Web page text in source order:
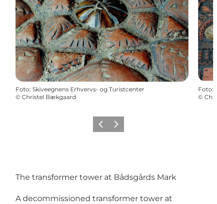
Foto: Skiveegnens Erhvervs- og Turistcenter
© Christel Bækgaard
Foto:
©
Precedente
Avanti
The transformer tower at Bådsgårds Mark
A decommissioned transformer tower at